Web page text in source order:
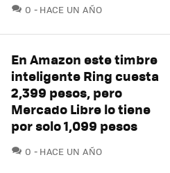
0 COMENTARIOS
HACE UN AÑO
En Amazon este timbre
inteligente Ring cuesta
2,399 pesos, pero
Mercado Libre lo tiene
por solo 1,099 pesos
0 COMENTARIOS
HACE UN AÑO